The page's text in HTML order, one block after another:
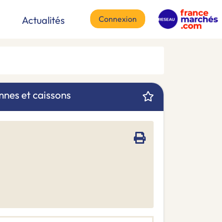
Actualités Connexion
et caissons